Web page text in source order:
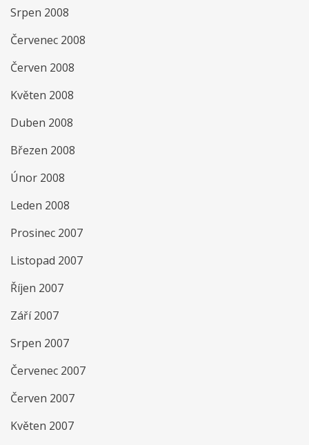
Srpen 2008
Červenec 2008
Červen 2008
Květen 2008
Duben 2008
Březen 2008
Únor 2008
Leden 2008
Prosinec 2007
Listopad 2007
Říjen 2007
Září 2007
Srpen 2007
Červenec 2007
Červen 2007
Květen 2007